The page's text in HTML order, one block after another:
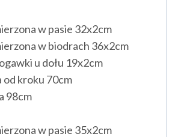
w pasie 32x2cm
w biodrach 36x2cm
u dołu 19x2cm
od kroku 70cm
98cm
w pasie 35x2cm